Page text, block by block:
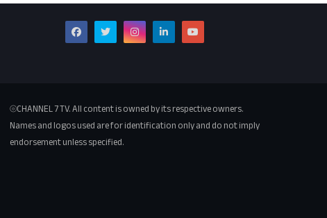
⦾CHANNEL 7 TV. All content is owned by its respective owners.
Names and logos used are for identification only and do not imply
endorsement unless specified.